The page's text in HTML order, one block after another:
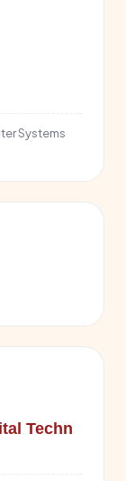
Systems
Techn